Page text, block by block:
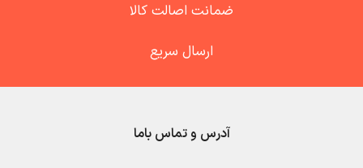
ضمانت اصالت کالا
ارسال سریع
آدرس و تماس باما